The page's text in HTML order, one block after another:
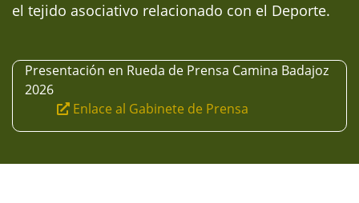
el tejido asociativo relacionado con el Deporte.
Presentación en Rueda de Prensa Camina Badajoz
2026
Enlace al Gabinete de Prensa